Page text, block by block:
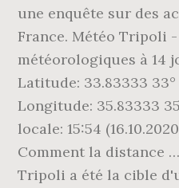
une enquête sur des
France. Météo Tripoli
météorologiques à 14
Latitude: 33.83333
Longitude: 35.83333
locale: 15:54
Comment la distance
Tripoli a été la cible